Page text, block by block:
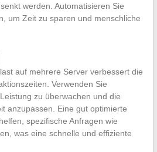
werden. Automatisieren Sie
um Zeit zu sparen und menschliche
auf mehrere Server verbessert die
Verwenden Sie
zu überwachen und die
anzupassen. Eine gut optimierte
spezifische Anfragen wie
was eine schnelle und effiziente